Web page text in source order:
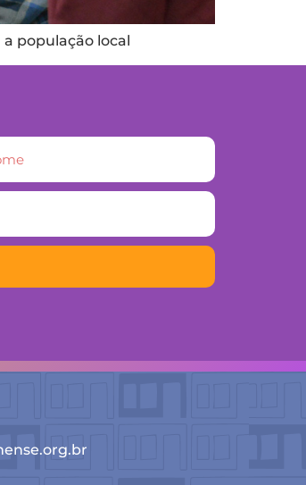
população local